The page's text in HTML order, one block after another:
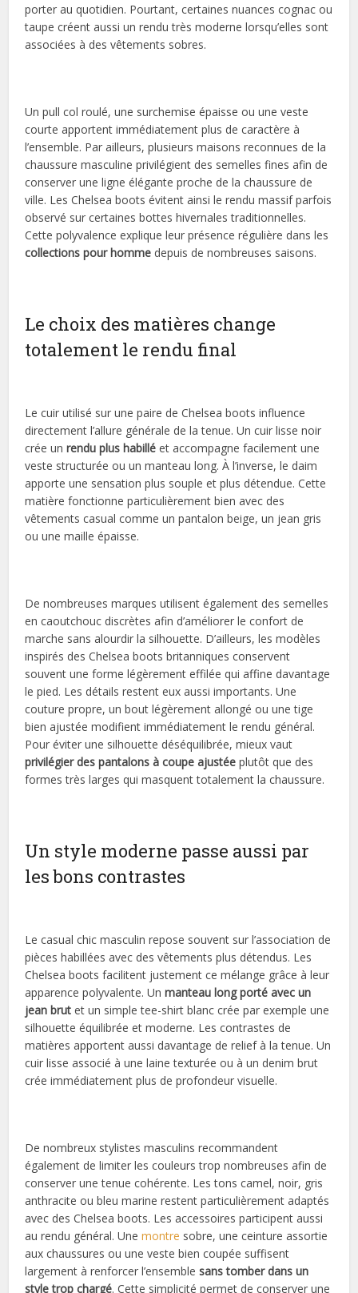
porter au quotidien. Pourtant, certaines nuances cognac ou
taupe créent aussi un rendu très moderne lorsqu’elles sont
associées à des vêtements sobres.
Un pull col roulé, une surchemise épaisse ou une veste
courte apportent immédiatement plus de caractère à
l’ensemble. Par ailleurs, plusieurs maisons reconnues de la
chaussure masculine privilégient des semelles fines afin de
conserver une ligne élégante proche de la chaussure de
ville. Les Chelsea boots évitent ainsi le rendu massif parfois
observé sur certaines bottes hivernales traditionnelles.
Cette polyvalence explique leur présence régulière dans les
collections pour homme depuis de nombreuses saisons.
Le choix des matières change
totalement le rendu final
Le cuir utilisé sur une paire de Chelsea boots influence
directement l’allure générale de la tenue. Un cuir lisse noir
crée unrendu plus habillé et accompagne facilement une
veste structurée ou un manteau long. À l’inverse, le daim
apporte une sensation plus souple et plus détendue. Cette
matière fonctionne particulièrement bien avec des
vêtements casual comme un pantalon beige, un jean gris
ou une maille épaisse.
De nombreuses marques utilisent également des semelles
en caoutchouc discrètes afin d’améliorer le confort de
marche sans alourdir la silhouette. D’ailleurs, les modèles
inspirés des Chelsea boots britanniques conservent
souvent une forme légèrement effilée qui affine davantage
le pied. Les détails restent eux aussi importants. Une
couture propre, un bout légèrement allongé ou une tige
bien ajustée modifient immédiatement le rendu général.
Pour éviter une silhouette déséquilibrée, mieux vaut
privilégier des pantalons à coupe ajustée plutôt que des
formes très larges qui masquent totalement la chaussure.
Un style moderne passe aussi par
les bons contrastes
Le casual chic masculin repose souvent sur l’association de
pièces habillées avec des vêtements plus détendus. Les
Chelsea boots facilitent justement ce mélange grâce à leur
apparence polyvalente. Unmanteau long porté avec un
jean brutet un simple tee-shirt blanc crée par exemple une
silhouette équilibrée et moderne. Les contrastes de
matières apportent aussi davantage de relief à la tenue. Un
cuir lisse associé à une laine texturée ou à un denim brut
crée immédiatement plus de profondeur visuelle.
De nombreux stylistes masculins recommandent
également de limiter les couleurs trop nombreuses afin de
conserver une tenue cohérente. Les tons camel, noir, gris
anthracite ou bleu marine restent particulièrement adaptés
avec des Chelsea boots. Les accessoires participent aussi
au rendu général. Unemontre sobre, une ceinture assortie
aux chaussures ou une veste bien coupée suffisent
largement à renforcer l’ensemblesans tomber dans un
style trop chargé. Cette simplicité permet de conserver une